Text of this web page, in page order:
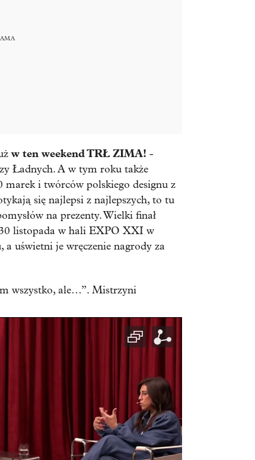
w ten weekend TRŁ ZIMA! -
Ładnych. A w tym roku także
marek i twórców polskiego designu z
się najlepsi z najlepszych, to tu
na prezenty. Wielki finał
listopada w hali EXPO XXI w
a uświetni je wręczenie nagrody za
wszystko, ale…”. Mistrzyni